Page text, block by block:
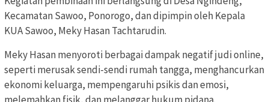
Kecamatan Sawoo, Ponorogo, dan dipimpin oleh Kepala
KUA Sawoo, Meky Hasan Tachtarudin.
Meky Hasan menyoroti berbagai dampak negatif judi online,
seperti merusak sendi-sendi rumah tangga, menghancurkan
ekonomi keluarga, mempengaruhi psikis dan emosi,